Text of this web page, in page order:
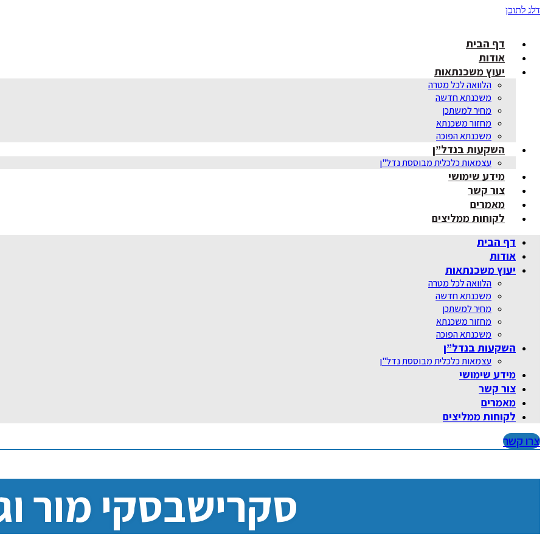
דלג לתוכן
דף הבית
אודות
יעוץ משכנתאות
הלוואה לכל מטרה
משכנתא חדשה
מחיר למשתכן
מחזור משכנתא
משכנתא הפוכה
השקעות בנדל”ן
עצמאות כלכלית מבוססת נדל"ן
מידע שימושי
צור קשר
מאמרים
לקוחות ממליצים
דף הבית
אודות
יעוץ משכנתאות
הלוואה לכל מטרה
משכנתא חדשה
מחיר למשתכן
מחזור משכנתא
משכנתא הפוכה
השקעות בנדל”ן
עצמאות כלכלית מבוססת נדל"ן
מידע שימושי
צור קשר
מאמרים
לקוחות ממליצים
צרו קשר
סקרישבסקי מור